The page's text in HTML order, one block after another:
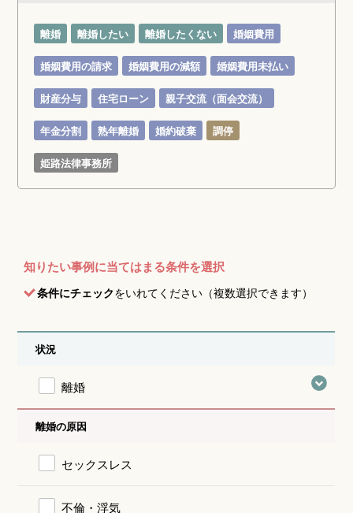
離婚 離婚したい 離婚したくない 婚姻費用
婚姻費用の請求 婚姻費用の減額 婚姻費用未払い
財産分与 住宅ローン 親子交流（面会交流）
年金分割 熟年離婚 婚約破棄 調停
姫路法律事務所
知りたい事例に当てはまる条件を選択
条件にチェックをいれてください（複数選択できます）
状況
離婚
離婚の原因
セックスレス
不倫・浮気